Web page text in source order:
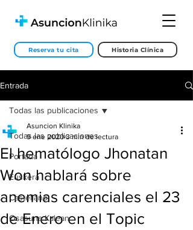
Reserva tu cita Historia Clínica
Entrada
Todas las publicaciones
Portada
Euskera
Castellano
Osasuna Kalean
Todas las publicaciones
El hematólogo Jhonatan
Won hablará sobre
anemias carenciales el 23
de Enero en el Topic
Asuncion Klinika
9 ene 2020 3 min de lectura